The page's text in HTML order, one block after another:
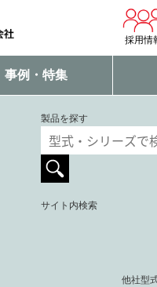
採用情
事例・特集
製品を探す
サイト内検索
他社型